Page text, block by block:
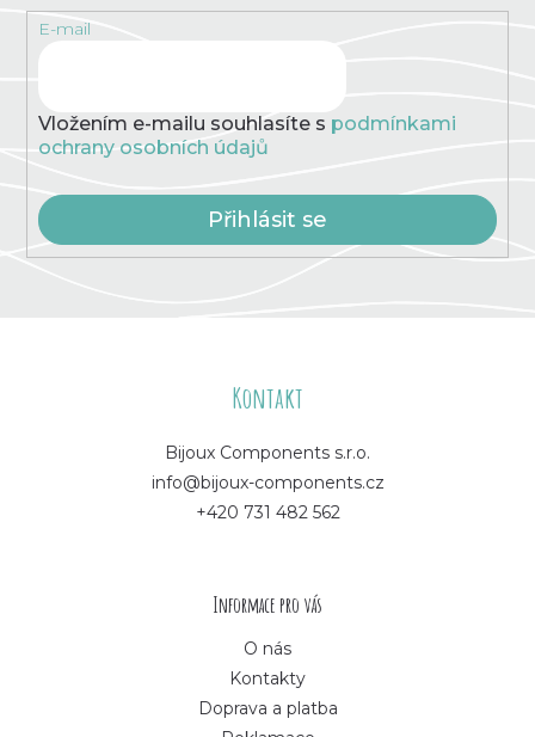
E-mail
Vložením e-mailu souhlasíte s podmínkami
ochrany osobních údajů
Přihlásit se
Kontakt
Bijoux Components s.r.o.
info@bijoux-components.cz
+420 731 482 562
Informace pro vás
O nás
Kontakty
Doprava a platba